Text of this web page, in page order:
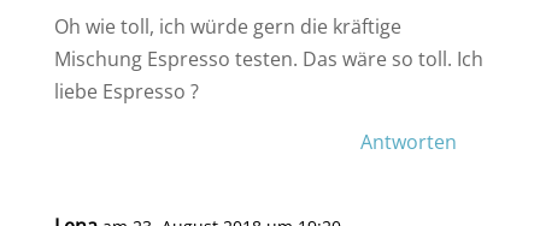
Oh wie toll, ich würde gern die kräftige
Mischung Espresso testen. Das wäre so toll. Ich
liebe Espresso ?
Antworten